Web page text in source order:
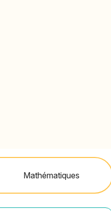
Mathématiques